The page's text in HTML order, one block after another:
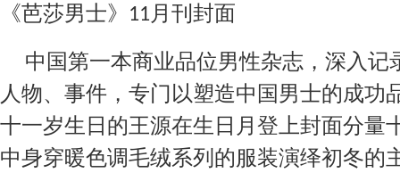
《芭莎男士》 11 月 刊 封面
中国第一本商业品位男性杂志，深入记
人物、事件，专门以塑造中国男士的成功
十一岁生日的王源在生日月登上封面分量
中身穿暖色调毛绒系列的服装演绎初冬的